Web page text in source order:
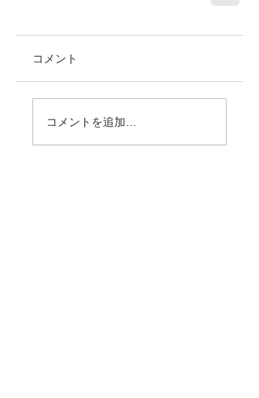
コメント
コメントを追加…